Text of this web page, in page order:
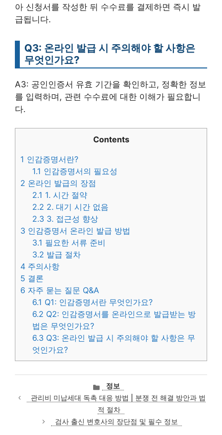
아 신청서를 작성한 뒤 수수료를 결제하면 즉시 발
급됩니다.
Q3: 온라인 발급 시 주의해야 할 사항은
무엇인가요?
A3: 공인인증서 유효 기간을 확인하고, 정확한 정보
를 입력하며, 관련 수수료에 대한 이해가 필요합니
다.
Contents
1 인감증명서란?
1.1 인감증명서의 필요성
2 온라인 발급의 장점
2.1 1. 시간 절약
2.2 2. 대기 시간 없음
2.3 3. 접근성 향상
3 인감증명서 온라인 발급 방법
3.1 필요한 서류 준비
3.2 발급 절차
4 주의사항
5 결론
6 자주 묻는 질문 Q&A
6.1 Q1: 인감증명서란 무엇인가요?
6.2 Q2: 인감증명서를 온라인으로 발급받는 방
법은 무엇인가요?
6.3 Q3: 온라인 발급 시 주의해야 할 사항은 무
엇인가요?
카
테
고
리
정보
관리비 미납세대 독촉 대응 방법 | 분쟁 전 해결 방안과 법
적 절차
검사 출신 변호사의 장단점 및 필수 정보